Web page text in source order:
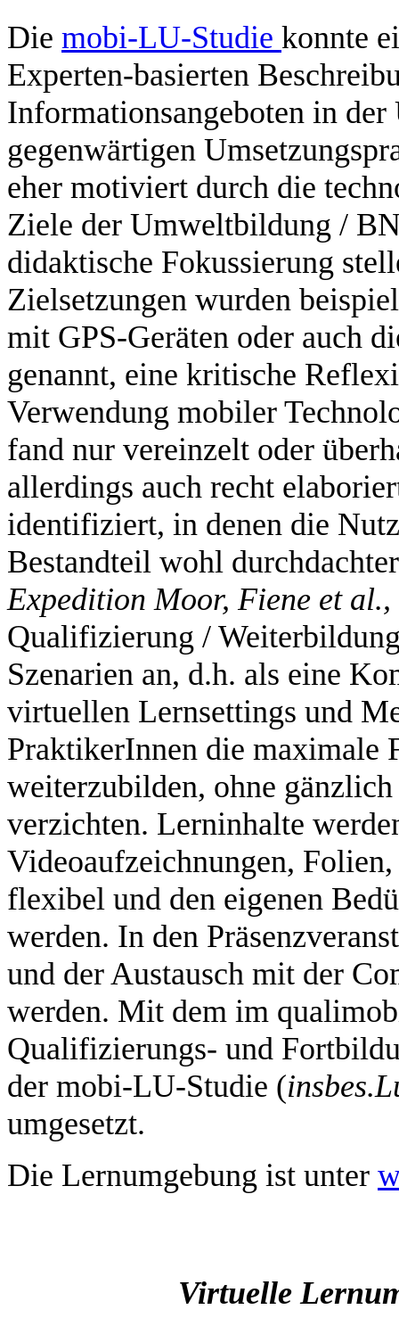
Die mobi-LU-Studie konnte
Experten-basierten
Informationsangeboten in
gegenwärtigen
eher motiviert durch die
Ziele der Umweltbildung /
didaktische Fokussierung
Zielsetzungen wurden
mit GPS-Geräten oder auch
genannt, eine kritische
Verwendung mobiler
fand nur vereinzelt oder
allerdings auch recht
identifiziert, in denen die
Bestandteil wohl
Expedition Moor, Fiene et al.,
Qualifizierung /
Szenarien an, d.h. als eine
virtuellen Lernsettings und
PraktikerInnen die maximale
weiterzubilden, ohne
verzichten. Lerninhalte
Videoaufzeichnungen,
flexibel und den eigenen
werden. In den
und der Austausch mit der
werden. Mit dem im
Qualifizierungs- und
der mobi-LU-Studie (insbes.
umgesetzt.
Die Lernumgebung ist unter
Virtuelle